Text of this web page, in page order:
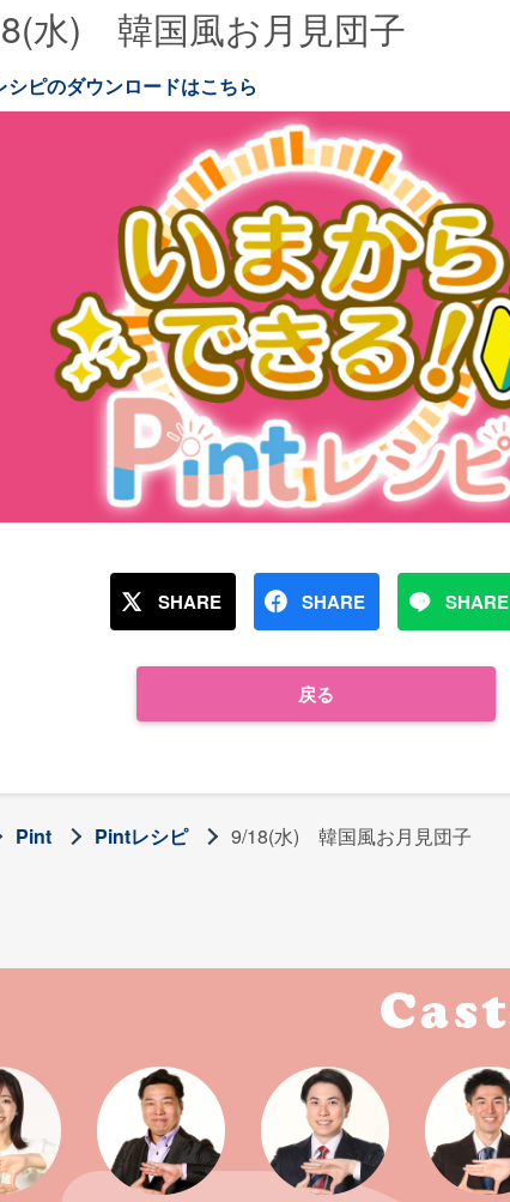
水) 韓国風お月見団子
シピのダウンロードはこちら
SHARE SHARE SHARE
戻る
Pint Pintレシピ 9/18(水) 韓国風お月見団子